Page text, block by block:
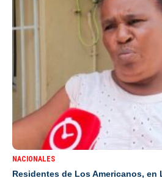
NACIONALES
Residentes de Los Americanos, en